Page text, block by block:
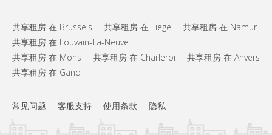
共享租房 在 Brussels 共享租房 在 Liege
共享租房 在 Namur
共享租房 在 Louvain-La-Neuve
共享租房 在 Mons
共享租房 在 Charleroi
共享租房 在 Anvers
共享租房 在 Gand
常见问题 客服支持 使用条款 隐私